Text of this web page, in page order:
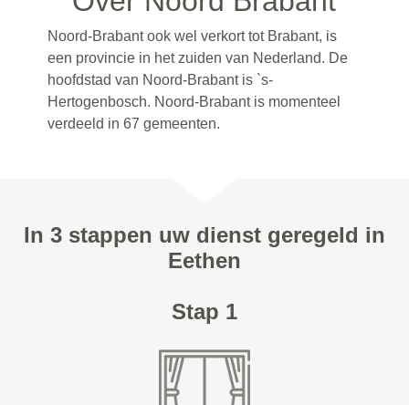
Noord-Brabant ook wel verkort tot Brabant, is
een provincie in het zuiden van Nederland. De
hoofdstad van Noord-Brabant is `s-
Hertogenbosch. Noord-Brabant is momenteel
verdeeld in 67 gemeenten.
In 3 stappen uw dienst geregeld in
Eethen
Stap 1